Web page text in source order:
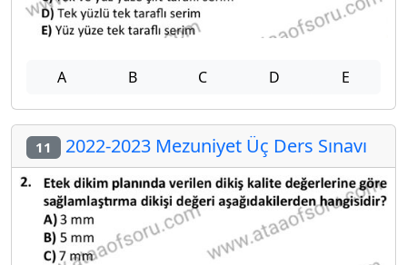
A B C D E
11 2022-2023 Mezuniyet Üç Ders Sınavı